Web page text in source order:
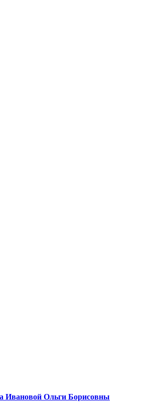
Ивановой Ольги Борисовны